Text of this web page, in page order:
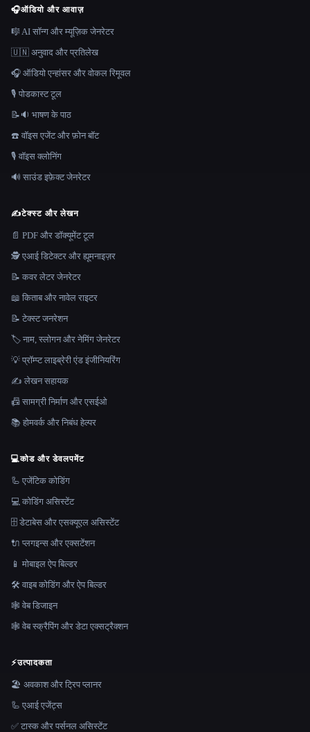
🎧ऑडियो और आवाज़
🎼 AI सॉन्ग और म्यूज़िक जेनरेटर
🇺🇳 अनुवाद और प्रतिलेख
🎧 ऑडियो एन्हांसर और वोकल रिमूवल
🎙️ पोडकास्ट टूल
📝🔉 भाषण के पाठ
☎️ वॉइस एजेंट और फ़ोन बॉट
🎙️ वॉइस क्लोनिंग
🔊 साउंड इफ़ेक्ट जेनरेटर
✍️टेक्स्ट और लेखन
📄 PDF और डॉक्यूमेंट टूल
🕵️ एआई डिटेक्टर और ह्यूमनाइज़र
📝 कवर लेटर जेनरेटर
📖 किताब और नावेल राइटर
📝 टेक्स्ट जनरेशन
🏷️ नाम, स्लोगन और नेमिंग जेनरेटर
💡 प्रॉम्प्ट लाइब्रेरी एंड इंजीनियरिंग
✍️ लेखन सहायक
📠 सामग्री निर्माण और एसईओ
📚 होमवर्क और निबंध हेल्पर
💻कोड और डेवलपमेंट
🦾 एजेंटिक कोडिंग
💻 कोडिंग असिस्टेंट
🗄️ डेटाबेस और एसक्यूएल असिस्टेंट
🔌 प्लगइन्स और एक्सटेंशन
📱 मोबाइल ऐप बिल्डर
🛠️ वाइब कोडिंग और ऐप बिल्डर
🕸 वेब डिजाइन
🕸️ वेब स्क्रैपिंग और डेटा एक्सट्रैक्शन
⚡उत्पादकता
🏖 अवकाश और ट्रिप प्लानर
🦾 एआई एजेंट्स
✅ टास्क और पर्सनल असिस्टेंट